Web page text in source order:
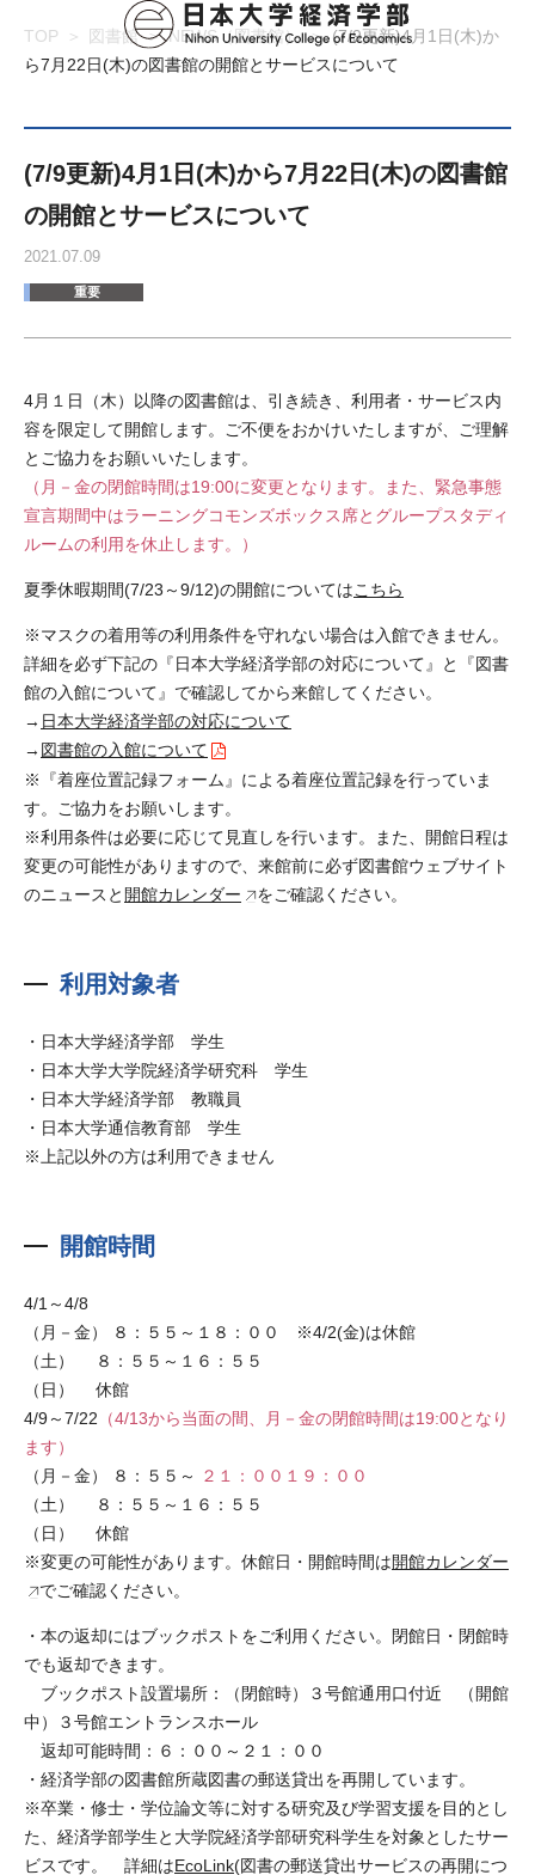
TOP 図書館 NEWS（図書館）
(7/9更新)4⽉1⽇(木)か
ら7月22日(木)の図書館の開館とサービスについて
(7/9更新)4⽉1⽇(木)から7月22日(木)の図書館
の開館とサービスについて
2021.07.09
重要
4月１日（木）以降の図書館は、引き続き、利⽤者・サービス内
容を限定して開館します。ご不便をおかけいたしますが、ご理解
とご協⼒をお願いいたします。
（月－金の閉館時間は19:00に変更となります。また、緊急事態
宣言期間中はラーニングコモンズボックス席とグループスタディ
ルームの利用を休止します。）
夏季休暇期間(7/23～9/12)の開館についてはこちら
※マスクの着用等の利用条件を守れない場合は入館できません。
詳細を必ず下記の『日本大学経済学部の対応について』と『図書
館の入館について』で確認してから来館してください。
→ 日本大学経済学部の対応について
→ 図書館の入館について
※『着座位置記録フォーム』による着座位置記録を行っていま
す。ご協力をお願いします。
※利用条件は必要に応じて見直しを行います。また、開館日程は
変更の可能性がありますので、来館前に必ず図書館ウェブサイト
のニュースと 開館カレンダー をご確認ください。
利用対象者
・日本大学経済学部 学生
・日本大学大学院経済学研究科 学生
・日本大学経済学部 教職員
・日本大学通信教育部 学生
※上記以外の方は利用できません
開館時間
4/1～4/8
（月－金） ８：５５～１８：００ ※4/2(金)は休館
（土） ８：５５～１６：５５
（日） 休館
4/9～7/22 （4/13から当面の間、月－金の閉館時間は19:00となり
ます）
（月－金） ８：５５～
２１：００ １９：００
（土） ８：５５～１６：５５
（日） 休館
※変更の可能性があります。休館日・開館時間は開館カレンダー
でご確認ください。
・本の返却にはブックポストをご利用ください。閉館日・閉館時
でも返却できます。
ブックポスト設置場所：（閉館時）３号館通用口付近 （開館
中）３号館エントランスホール
返却可能時間：６：００～２１：００
・経済学部の図書館所蔵図書の郵送貸出を再開しています。
※卒業・修士・学位論文等に対する研究及び学習支援を目的とし
た、経済学部学生と大学院経済学部研究科学生を対象としたサー
ビスです。 詳細はEcoLink(図書の郵送貸出サービスの再開につ